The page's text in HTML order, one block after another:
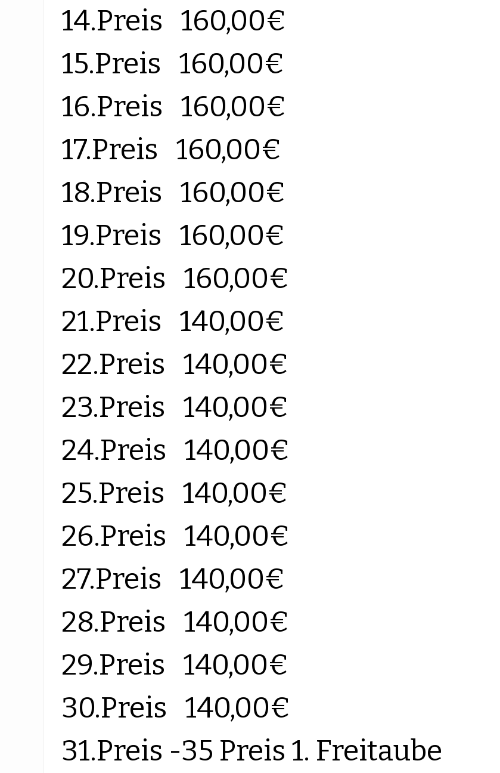
14.Preis 160,00€
15.Preis 160,00€
16.Preis 160,00€
17.Preis 160,00€
18.Preis 160,00€
19.Preis 160,00€
20.Preis 160,00€
21.Preis 140,00€
22.Preis 140,00€
23.Preis 140,00€
24.Preis 140,00€
25.Preis 140,00€
26.Preis 140,00€
27.Preis 140,00€
28.Preis 140,00€
29.Preis 140,00€
30.Preis 140,00€
31.Preis -35 Preis 1. Freitaube